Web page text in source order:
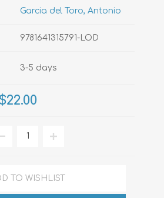
Garcia del Toro, Antonio
9781641315791-LOD
3-5 days
TO WISHLIST